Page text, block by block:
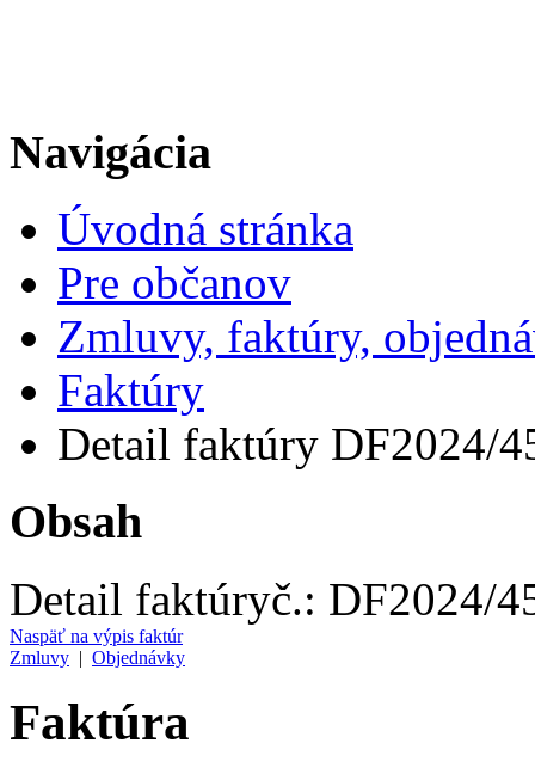
Navigácia
Úvodná stránka
Pre občanov
Zmluvy, faktúry,
Faktúry
Detail faktúry DF2024/
Obsah
Detail faktúryč.: DF2024/
Naspäť na výpis faktúr
Zmluvy | Objednávky
Faktúra